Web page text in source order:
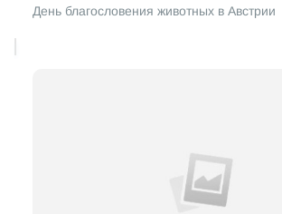
День благословения животных в Австрии